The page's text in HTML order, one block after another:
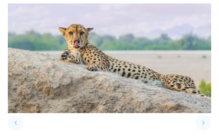
keyboard_arrow_leftPrevious slide keyboard_arrow_right